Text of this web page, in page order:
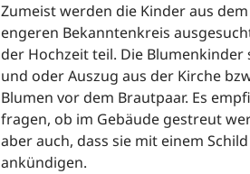
Zumeist werden die Kinder aus
engeren Bekanntenkreis
der Hochzeit teil. Die Blumenkinder
und oder Auszug aus der Kirche
Blumen vor dem Brautpaar. Es
fragen, ob im Gebäude gestreut
aber auch, dass sie mit einem
ankündigen.